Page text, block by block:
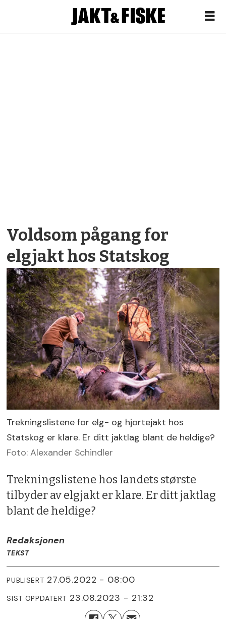
Voldsom pågang for
elgjakt hos Statskog
Trekningslistene for elg- og hjortejakt hos
Statskog er klare. Er ditt jaktlag blant de heldige?
Foto: Alexander Schindler
Trekningslistene hos landets største
tilbyder av elgjakt er klare. Er ditt jaktlag
blant de heldige?
Redaksjonen
TEKST
PUBLISERT 27.05.2022 - 08:00
SIST OPPDATERT 23.08.2023 - 21:32